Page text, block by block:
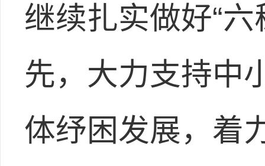
继续扎实做好“六
先，大力支持中
体纾困发展，着